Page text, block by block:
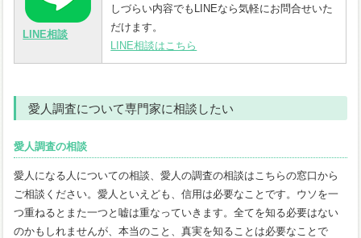
LINE相談
しづらい内容でもLINEなら気軽にお問合せいた
だけます。
LINE相談はこちら
愛人調査について専門家に相談したい
愛人調査の相談
愛人になる人についての相談、愛人の調査の相談はこちらの窓口から
ご相談ください。愛人といえども、信用は必要なことです。ウソを一
つ重ねるとまた一つと嘘は重なっていきます。全てを知る必要はない
のかもしれませんが、本当のこと、真実を知ることは必要なことで